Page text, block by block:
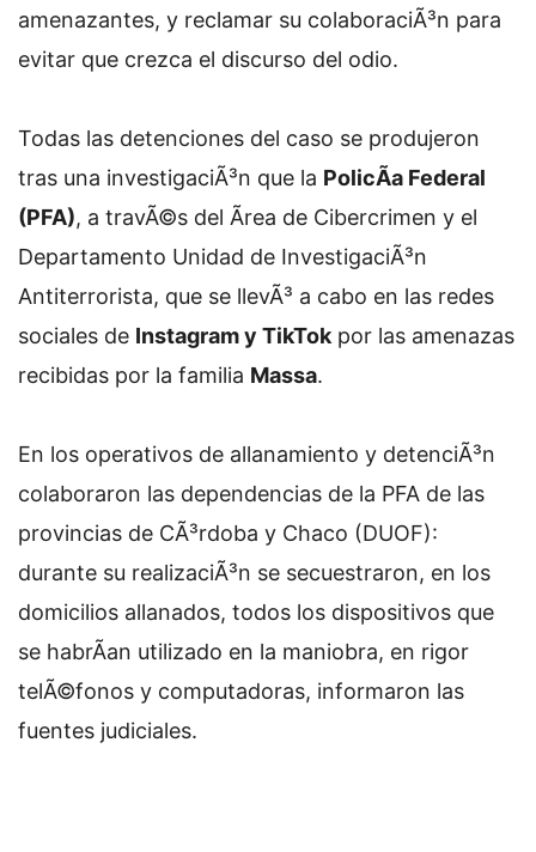
amenazantes, y reclamar su colaboraciÃ³n para
evitar que crezca el discurso del odio.
Todas las detenciones del caso se produjeron
tras una investigaciÃ³n que la PolicÃ­a Federal
(PFA), a travÃ©s del Ãrea de Cibercrimen y el
Departamento Unidad de InvestigaciÃ³n
Antiterrorista, que se llevÃ³ a cabo en las redes
sociales de Instagram y TikTok por las amenazas
recibidas por la familia Massa.
En los operativos de allanamiento y detenciÃ³n
colaboraron las dependencias de la PFA de las
provincias de CÃ³rdoba y Chaco (DUOF):
durante su realizaciÃ³n se secuestraron, en los
domicilios allanados, todos los dispositivos que
se habrÃ­an utilizado en la maniobra, en rigor
telÃ©fonos y computadoras, informaron las
fuentes judiciales.